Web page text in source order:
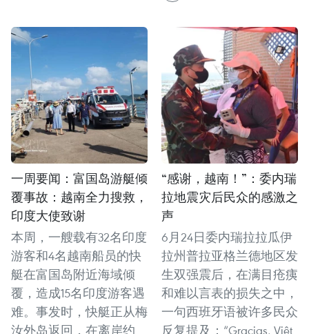
一周要闻：富国岛游艇倾
覆事故：越南全力搜救，
印度大使致谢
本周，一艘载有32名印度
游客和4名越南船员的快
艇在富国岛附近海域倾
覆，造成15名印度游客遇
难。事发时，快艇正从梅
汝外岛返回，在离岸约
“感谢，越南！”：委内瑞
拉地震灾后民众的感激之
声
6月24日委内瑞拉拉瓜伊
拉州普拉亚格兰德地区发
生双强震后，在满目疮痍
和难以言表的损失之中，
一句西班牙语被许多民众
反复提及：“Gracias, Việt